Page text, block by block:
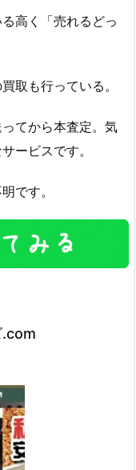
高く「売れるどっ
取も行っている。
てから本査定。気
ービスです。
です。